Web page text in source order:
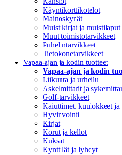
Käyntikorttikotelot
Mainoskynät
Muistikirjat ja muistilaput
Muut toimistotarvikkeet
Puhelintarvikkeet
Tietokonetarvikkeet
Vapaa-ajan ja kodin tuotteet
Vapaa-ajan ja kodin
Liikunta ja urheilu
Askelmittarit ja
Golf-tarvikkeet
Kaiuttimet, kuulokkeet ja
Hyvinvointi
Kirjat
Korut ja kellot
Kuksat
Kynttilät ja lyhdyt